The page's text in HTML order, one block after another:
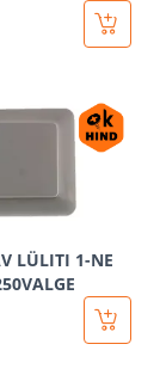
LÜLITI 1-NE